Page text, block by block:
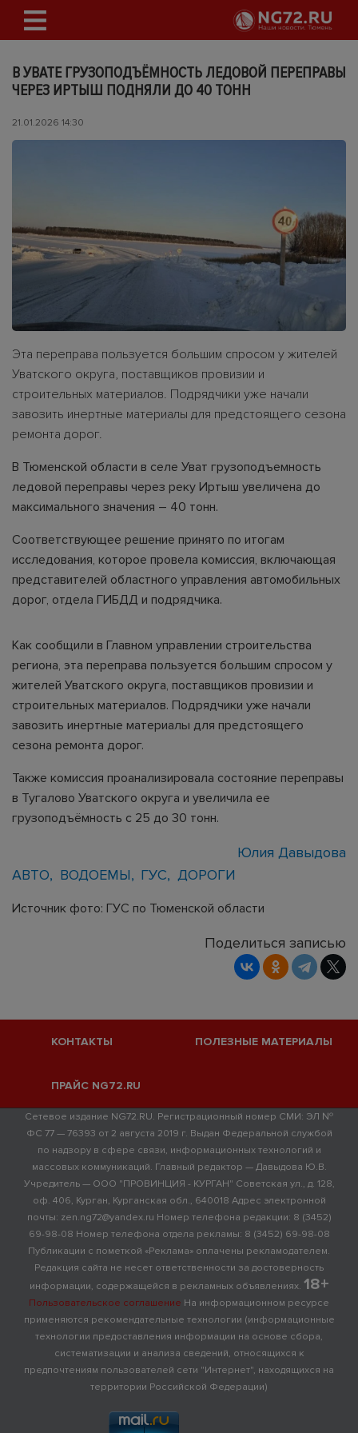
В УВАТЕ ГРУЗОПОДЪЁМНОСТЬ ЛЕДОВОЙ ПЕРЕПРАВЫ
ЧЕРЕЗ ИРТЫШ ПОДНЯЛИ ДО 40 ТОНН
21.01.2026 14:30
Эта переправа пользуется большим спросом у жителей
Уватского округа, поставщиков провизии и
строительных материалов. Подрядчики уже начали
завозить инертные материалы для предстоящего сезона
ремонта дорог.
В Тюменской области в селе Уват грузоподъемность
ледовой переправы через реку Иртыш увеличена до
максимального значения – 40 тонн.
Соответствующее решение принято по итогам
исследования, которое провела комиссия, включающая
представителей областного управления автомобильных
дорог, отдела ГИБДД и подрядчика.
Как сообщили в Главном управлении строительства
региона, эта переправа пользуется большим спросом у
жителей Уватского округа, поставщиков провизии и
строительных материалов. Подрядчики уже начали
завозить инертные материалы для предстоящего
сезона ремонта дорог.
Также комиссия проанализировала состояние переправы
в Тугалово Уватского округа и увеличила ее
грузоподъёмность с 25 до 30 тонн.
Юлия Давыдова
АВТО
ВОДОЕМЫ ГУС ДОРОГИ
Источник фото: ГУС по Тюменской области
Поделиться записью
КОНТАКТЫ ПОЛЕЗНЫЕ МАТЕРИАЛЫ
ПРАЙС NG72.RU
Сетевое издание NG72.RU. Регистрационный номер СМИ: ЭЛ №
ФС 77 — 76393 от 2 августа 2019 г. Выдан Федеральной службой
по надзору в сфере связи, информационных технологий и
массовых коммуникаций. Главный редактор — Давыдова Ю.В.
Учредитель — ООО "ПРОВИНЦИЯ - КУРГАН" Советская ул., д. 128,
оф. 406, Курган, Курганская обл., 640018 Адрес электронной
почты: zen.ng72@yandex.ru Номер телефона редакции: 8 (3452)
69-98-08 Номер телефона отдела рекламы: 8 (3452) 69-98-08
Публикации с пометкой «Реклама» оплачены рекламодателем.
Редакция сайта не несет ответственности за достоверность
информации, содержащейся в рекламных объявлениях. 18+
Пользовательское соглашение На информационном ресурсе
применяются рекомендательные технологии (информационные
технологии предоставления информации на основе сбора,
систематизации и анализа сведений, относящихся к
предпочтениям пользователей сети "Интернет", находящихся на
территории Российской Федерации)